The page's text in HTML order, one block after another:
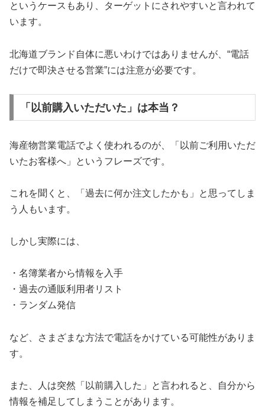
というケースもあり、ターゲットにされやすいと言われて
います。
北海道ブランド自体に悪いわけではありませんが、“電話
だけで即決させる営業”には注意が必要です。
「以前購入いただいた」は本当？
海産物営業電話でよく使われるのが、「以前ご利用いただ
いたお客様へ」というフレーズです。
これを聞くと、「過去に何か注文したかも」と思ってしま
う人もいます。
しかし実際には、
・名簿業者から情報を入手
・過去の通販利用者リスト
・ランダム発信
など、さまざまな方法で電話をかけている可能性がありま
す。
また、人は突然「以前購入した」と言われると、自分から
情報を補足してしまうことがあります。